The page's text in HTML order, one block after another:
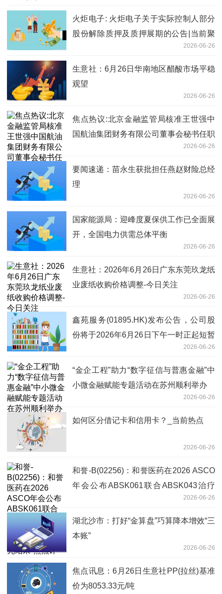
火炬电子: 火炬电子关于实际控制人部分
股份解除质押及质押展期的公告|当前聚
2026-06-26
生意社：6月26日华南地区醋酸市场平稳
观望
2026-06-26
焦点热议:北京金融监管局核准王世强中
国航油集团财务有限公司董事会秘书任职
2026-06-26
要闻速递：苗永生获批担任燕赵财险总经
理
2026-06-26
国家能源局：迎峰度夏保供工作已全面展
开，全国电力供需总体平衡
2026-06-26
生意社：2026年6月26日广东东莞玖龙纸
业废纸收购价格调整-今日关注
2026-06-26
鑫苑服务(01895.HK)发布公告，公司股
份将于2026年6月26日下午一时正起短暂
2026-06-26
“金企工程”助力“数字征信与普惠金融”中
小微金融赋能专题活动在苏州顺利举办
2026-06-26
如何区分借记卡和信用卡？_当前热点
2026-06-26
和誉-B(02256)：和誉医药在2026 ASCO
年会公布ABSK061联合ABSK043治疗
FGFR2阳性晚期GC/GEJC II期研究结果-
热点评
2026-06-26
湖北沙市：打好“金算盘”巧算降本增效“三
本账”
2026-06-26
焦点讯息：6月26日生意社PP(拉丝)基准
价为8053.33元/吨